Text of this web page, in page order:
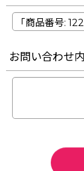
お問い合わせ